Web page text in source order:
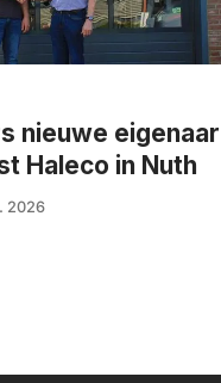
nieuwe eigenaar
Haleco in Nuth
2026